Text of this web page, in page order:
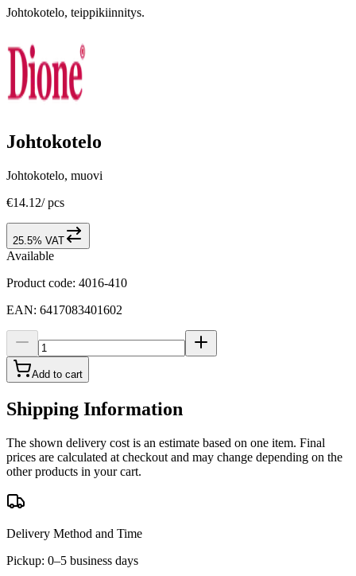
Johtokotelo, teippikiinnitys.
Johtokotelo
Johtokotelo, muovi
€14.12/ pcs
25.5% VAT
Available
Product code: 4016-410
EAN: 6417083401602
Add to cart
Shipping Information
The shown delivery cost is an estimate based on one item. Final
prices are calculated at checkout and may change depending on the
other products in your cart.
Delivery Method and Time
Pickup: 0–5 business days